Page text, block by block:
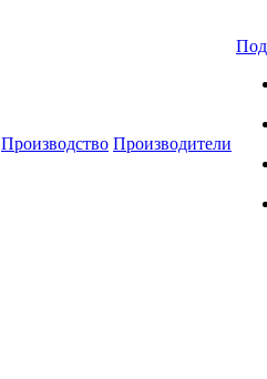
Производство Производители